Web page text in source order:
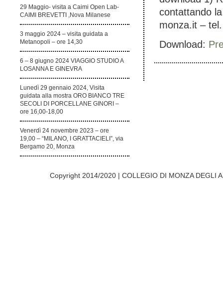
29 Maggio- visita a Caimi Open Lab-
CAIMI BREVETTI ,Nova Milanese
3 maggio 2024 – visita guidata a
Metanopoli – ore 14,30
6 – 8 giugno 2024 VIAGGIO STUDIO A
LOSANNA E GINEVRA
Lunedì 29 gennaio 2024, Visita
guidata alla mostra ORO BIANCO TRE
SECOLI DI PORCELLANE GINORI –
ore 16,00-18,00
Venerdì 24 novembre 2023 – ore
19,00 – “MILANO, I GRATTACIELI”, via
Bergamo 20, Monza
contattando
monza.it –
Download:
Copyright 2014/2020 | COLLEGIO DI MONZA DEGLI